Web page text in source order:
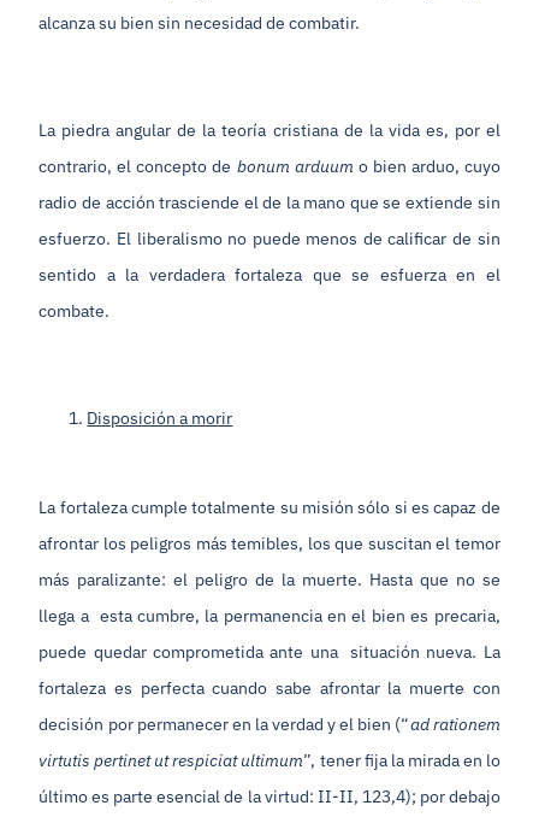
alcanza su bien sin necesidad de combatir.
La piedra angular de la teoría cristiana de la vida es, por el
contrario, el concepto de bonum arduum o bien arduo, cuyo
radio de acción trasciende el de la mano que se extiende sin
esfuerzo. El liberalismo no puede menos de calificar de sin
sentido a la verdadera fortaleza que se esfuerza en el
combate.
Disposición a morir
La fortaleza cumple totalmente su misión sólo si es capaz de
afrontar los peligros más temibles, los que suscitan el temor
más paralizante: el peligro de la muerte. Hasta que no se
llega a esta cumbre, la permanencia en el bien es precaria,
puede quedar comprometida ante una situación nueva. La
fortaleza es perfecta cuando sabe afrontar la muerte con
decisión por permanecer en la verdad y el bien (“ad rationem
virtutis pertinet ut respiciat ultimum”, tener fija la mirada en lo
último es parte esencial de la virtud: II-II, 123,4); por debajo